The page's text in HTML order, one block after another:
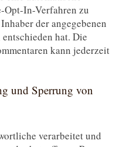
Opt-In-Verfahren zu
der angegebenen
hat. Die
kann jederzeit
und Sperrung von
verarbeitet und